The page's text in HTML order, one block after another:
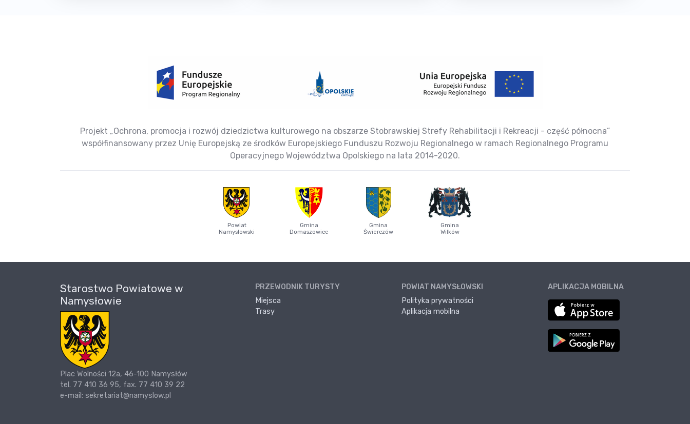
Projekt „Ochrona, promocja i rozwój dziedzictwa kulturowego na obszarze Stobrawskiej Strefy Rehabilitacji i Rekreacji - część północna”
współfinansowany przez Unię Europejską ze środków Europejskiego Funduszu Rozwoju Regionalnego w ramach Regionalnego Programu
Operacyjnego Województwa Opolskiego na lata 2014-2020.
Powiat
Namysłowski
Gmina
Domaszowice
Gmina
Świerczów
Gmina
Wilków
Starostwo Powiatowe w
Namysłowie
Plac Wolności 12a, 46-100 Namysłów
tel. 77 410 36 95, fax. 77 410 39 22
e-mail: sekretariat@namyslow.pl
PRZEWODNIK TURYSTY
Miejsca
Trasy
POWIAT NAMYSŁOWSKI
Polityka prywatności
Aplikacja mobilna
APLIKACJA MOBILNA